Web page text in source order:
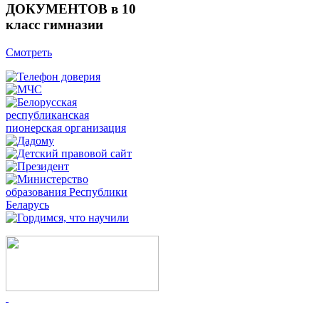
ДОКУМЕНТОВ в 10
класс гимназии
Смотреть